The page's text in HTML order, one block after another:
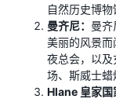
自然历史博物
曼齐尼： 曼齐
美丽的风景
夜总会，以
场、斯威士蜡
Hlane 皇家国